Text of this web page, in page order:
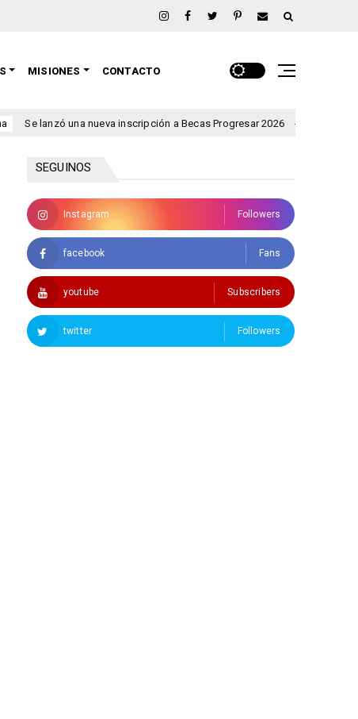
MISIONES CONTACTO
una nueva inscripción a Becas Progresar 2026 clima
SEGUINOS
Instagram Followers
facebook Fans
youtube Subscribers
twitter Followers